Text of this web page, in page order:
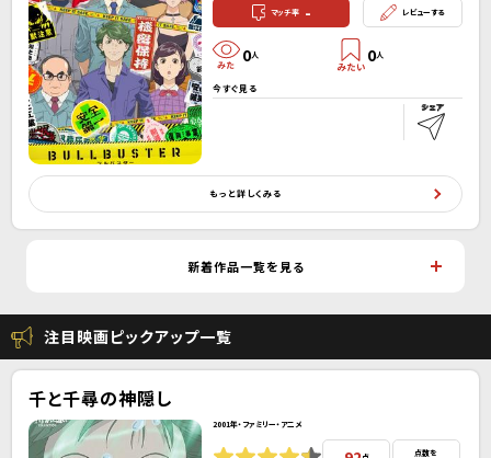
マッチ率 - レビューする
0人 0人
今すぐ見る
もっと詳しくみる
新着作品一覧を見る
注目映画ピックアップ一覧
千と千尋の神隠し
2001年・ファミリー・アニメ
点数を